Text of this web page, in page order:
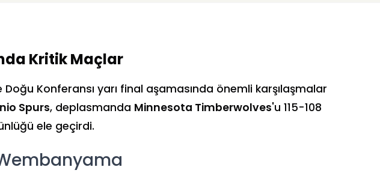
Kritik Maçlar
Doğu Konferansı yarı final aşamasında önemli karşılaşmalar
Spurs, deplasmanda Minnesota Timberwolves'u 115-108
ele geçirdi.
Wembanyama